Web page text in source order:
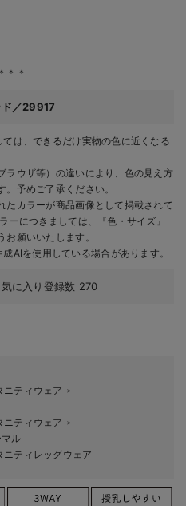
＊＊
／29917
は、できるだけ実物の色に近くなる
ラウザ等）の違いにより、色の見え方
予めご了承ください。
たカラーが商品画像として掲載されて
ーにつきましては、『色・サイズ』
願いいたします。
AIを使用している場合があります。
に入り登録数 270
ニティウェア ＞
ニティウェア ＞
ル
ニティレッグウェア